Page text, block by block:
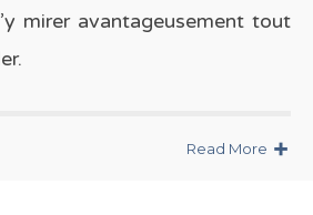
mirer avantageusement tout
Read More